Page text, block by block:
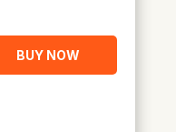
BUY NOW